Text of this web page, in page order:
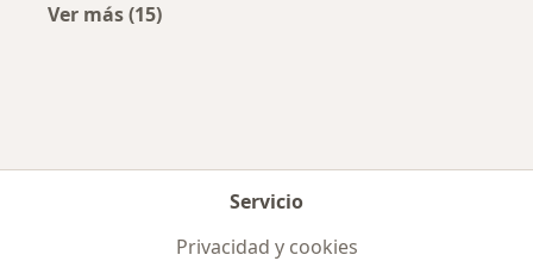
Ver más (15)
Servicio
Privacidad y cookies